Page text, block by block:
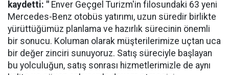
kaydetti: " Enver Geçgel Turizm'in filosundaki 63 yeni
Mercedes-Benz otobüs yatırımı, uzun süredir birlikte
yürüttüğümüz planlama ve hazırlık sürecinin önemli
bir sonucu. Koluman olarak müşterilerimize uçtan uca
bir değer zinciri sunuyoruz. Satış süreciyle başlayan
bu yolculuğun, satış sonrası hizmetlerimizle de aynı